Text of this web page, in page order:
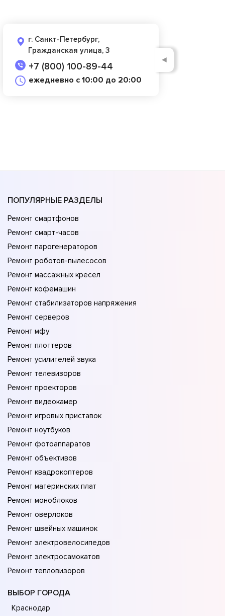
г. Санкт-Петербург,
Гражданская улица, 3
+7 (800) 100-89-44
ежедневно с 10:00 до 20:00
◄
ПОПУЛЯРНЫЕ РАЗДЕЛЫ
Ремонт смартфонов
Ремонт смарт-часов
Ремонт парогенераторов
Ремонт роботов-пылесосов
Ремонт массажных кресел
Ремонт кофемашин
Ремонт стабилизаторов напряжения
Ремонт серверов
Ремонт мфу
Ремонт плоттеров
Ремонт усилителей звука
Ремонт телевизоров
Ремонт проекторов
Ремонт видеокамер
Ремонт игровых приставок
Ремонт ноутбуков
Ремонт фотоаппаратов
Ремонт объективов
Ремонт квадрокоптеров
Ремонт материнских плат
Ремонт моноблоков
Ремонт оверлоков
Ремонт швейных машинок
Ремонт электровелосипедов
Ремонт электросамокатов
Ремонт тепловизоров
ВЫБОР ГОРОДА
Краснодар